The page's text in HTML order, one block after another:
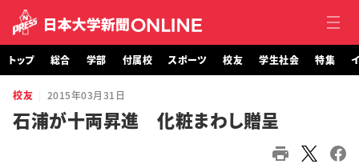
トップ
トップ 総合 学部 付属校 スポーツ 校友 学生社会 特集
校友 2015年03月31日
石浦が十両昇進 化粧まわし贈呈